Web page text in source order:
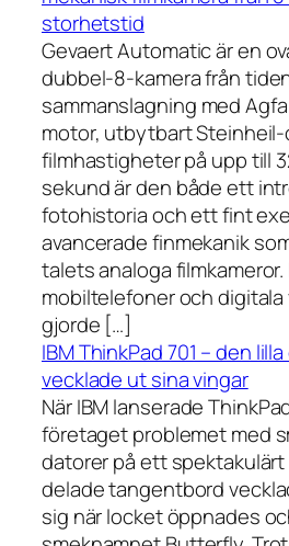
storhetstid
Gevaert Automatic är en
dubbel-8-kamera från
sammanslagning med
motor, utbytbart
filmhastigheter på upp till
sekund är den både ett
fotohistoria och ett fint
avancerade finmekanik
talets analoga
mobiltelefoner och
gjorde […]
IBM ThinkPad 701 – den
vecklade ut sina vingar
När IBM lanserade
företaget problemet med
datorer på ett
delade tangentbord
sig när locket öppnades